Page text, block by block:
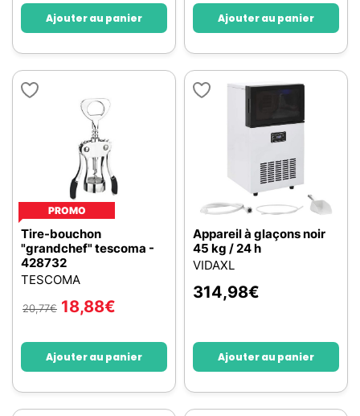
Ajouter au panier Ajouter au panier
PROMO
Tire-bouchon
"grandchef" tescoma -
428732
TESCOMA
20,77€ 18,88€
Ajouter au panier
Appareil à glaçons noir
45 kg / 24 h
VIDAXL
314,98€
Ajouter au panier